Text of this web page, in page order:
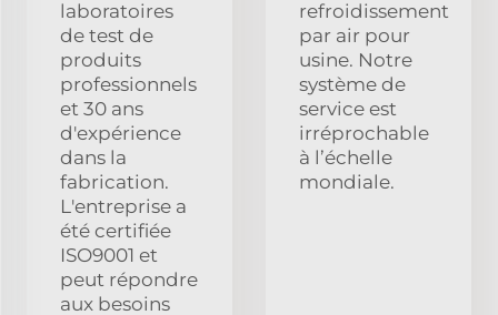
laboratoires
de test de
produits
professionnels
et 30 ans
d'expérience
dans la
fabrication.
L'entreprise a
été certifiée
ISO9001 et
peut répondre
aux besoins
refroidissement
par air pour
usine. Notre
système de
service est
irréprochable
à l’échelle
mondiale.